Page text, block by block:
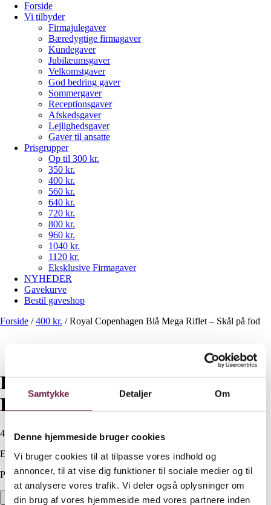
Samtykke Detaljer Om
Denne hjemmeside bruger cookies
Vi bruger cookies til at tilpasse vores indhold og
annoncer, til at vise dig funktioner til sociale medier og til
at analysere vores trafik. Vi deler også oplysninger om
din brug af vores hjemmeside med vores partnere inden
Forside
Vi tilbyder
Firmajulegaver
Bæredygtige firmagaver
Kundegaver
Jubilæumsgaver
Velkomstgaver
God bedring gaver
Sommergaver
Receptionsgaver
Afskedsgaver
Lejlighedsgaver
Gaver til ansatte
Prisgrupper
Op til 300 kr.
350 kr.
400 kr.
560 kr.
640 kr.
720 kr.
800 kr.
960 kr.
1040 kr.
1120 kr.
Eksklusive Firmagaver
NYHEDER
Gavekurve
Bestil gaveshop
Forside /400 kr. /Royal Copenhagen Blå Mega Riflet – Skål på fod
Royal Copenhagen Blå Mega
Riflet – Skål på fod
400,00DKK
Ekskl. moms
På lager
Royal Copenhagen Blå Mega Riflet – Skål på fod antal